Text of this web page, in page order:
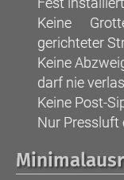
Keine
gerichteter
Keine
darf nie
Keine Post-
Nur Pressluft